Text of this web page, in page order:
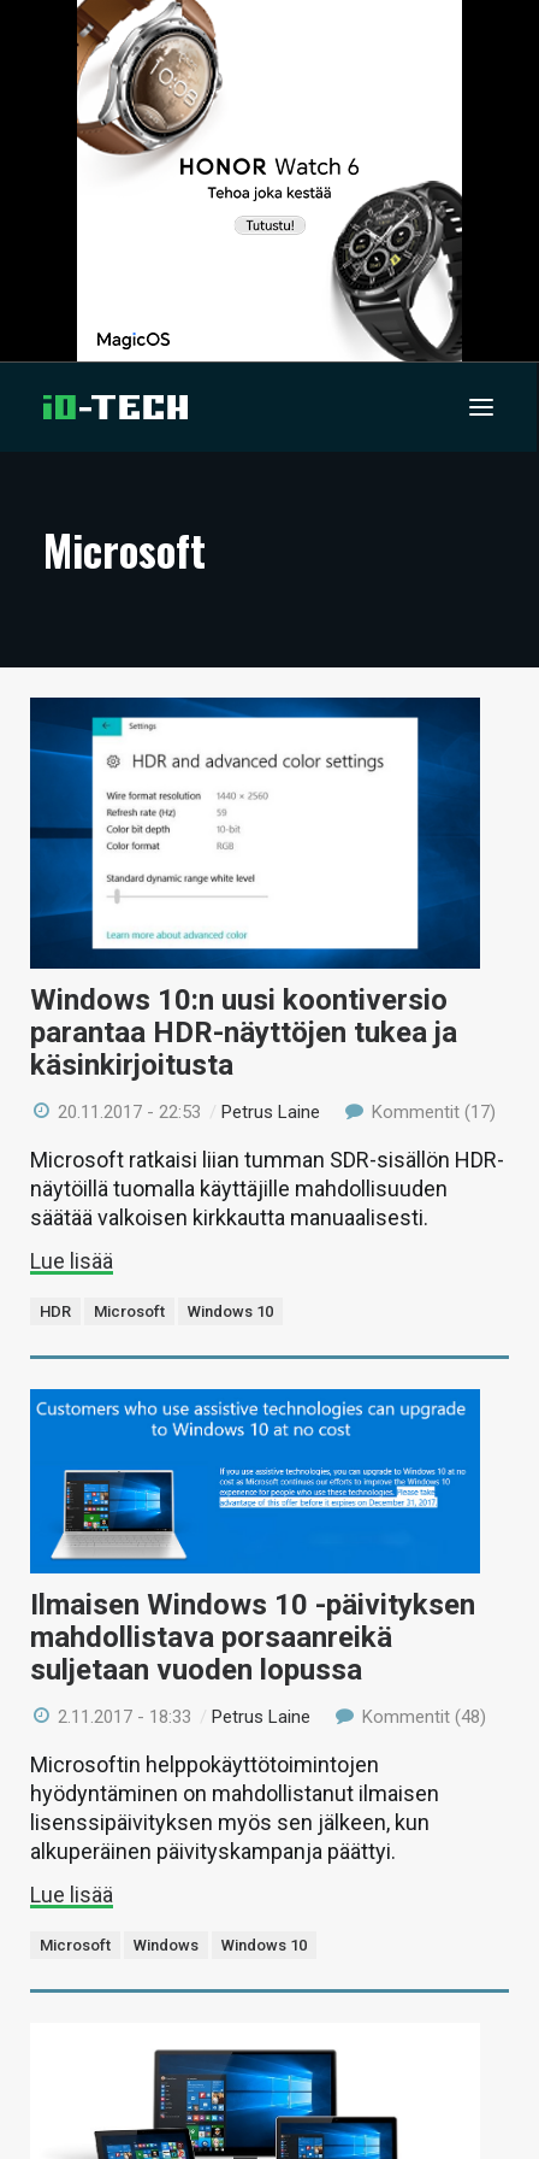
ARTIKKELIT
TECHBBS
TIETOA
KAUPPA
VAIHDA TEEMA
HAKU
Microsoft
Windows 10:n uusi koontiversio
parantaa HDR-näyttöjen tukea ja
käsinkirjoitusta
20.11.2017 - 22:53 /Petrus Laine Kommentit (17)
Microsoft ratkaisi liian tumman SDR-sisällön HDR-
näytöillä tuomalla käyttäjille mahdollisuuden
säätää valkoisen kirkkautta manuaalisesti.
Lue lisää
HDR Microsoft Windows 10
Ilmaisen Windows 10 -päivityksen
mahdollistava porsaanreikä
suljetaan vuoden lopussa
2.11.2017 - 18:33 / Petrus Laine Kommentit (48)
Microsoftin helppokäyttötoimintojen
hyödyntäminen on mahdollistanut ilmaisen
lisenssipäivityksen myös sen jälkeen, kun
alkuperäinen päivityskampanja päättyi.
Lue lisää
Microsoft Windows Windows 10